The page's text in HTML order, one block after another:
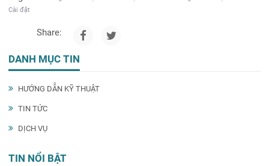
DANH MỤC TIN
HƯỚNG DẪN KỸ THUẬT
TIN TỨC
DỊCH VỤ
TIN NỔI BẬT
Cài đặt
Share: